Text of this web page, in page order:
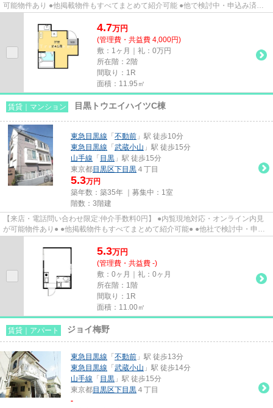
可能物件あり ●他掲載物件もすべてまとめて紹介可能 ●他で検討中・申込み済み
4.7万円
(管理費・共益費 4,000円)
敷：1ヶ月｜礼：0万円
所在階：2階
間取り：1R
面積：11.95㎡
賃貸｜マンション 目黒トウエイハイツC棟
東急目黒線 「 不動前 」駅 徒歩10分
東急目黒線 「 武蔵小山 」駅 徒歩15分
山手線 「 目黒 」駅 徒歩15分
東京都目黒区下目黒 ４丁目
5.3万円
築年数：築35年 ｜募集中： 1室
階数：3階建
【来店・電話問い合わせ限定:仲介手数料0円】 ●内覧現地対応・オンライン内見
が可能物件あり● ●他掲載物件もすべてまとめて紹介可能● ●他社で検討中・申込
5.3万円
(管理費・共益費 -)
敷：0ヶ月｜礼：0ヶ月
所在階：1階
間取り：1R
面積：11.00㎡
賃貸｜アパート ジョイ梅野
東急目黒線 「 不動前 」駅 徒歩13分
東急目黒線 「 武蔵小山 」駅 徒歩14分
山手線 「 目黒 」駅 徒歩15分
東京都目黒区下目黒 ４丁目
-